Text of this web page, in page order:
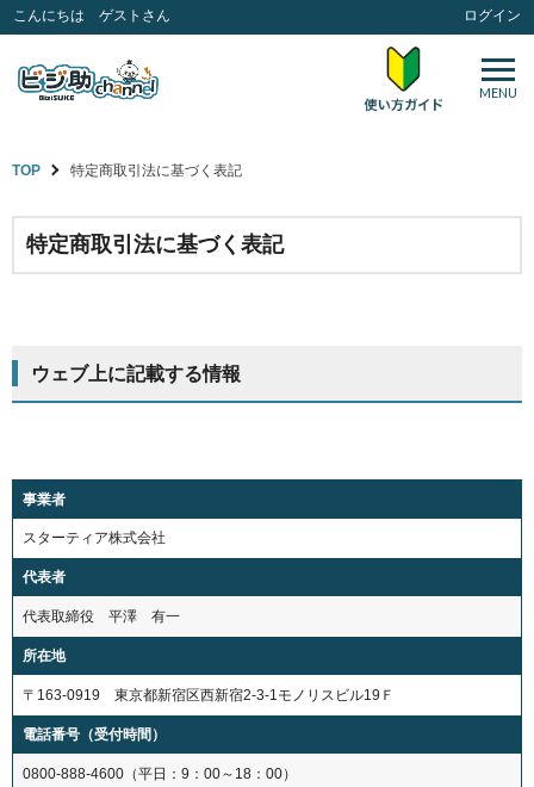
こんにちは ゲストさん ログイン
MENU
TOP 特定商取引法に基づく表記
特定商取引法に基づく表記
ウェブ上に記載する情報
事業者
スターティア株式会社
代表者
代表取締役 平澤 有一
所在地
〒163-0919 東京都新宿区西新宿2-3-1モノリスビル19Ｆ
電話番号（受付時間）
0800-888-4600（平日：9：00～18：00）